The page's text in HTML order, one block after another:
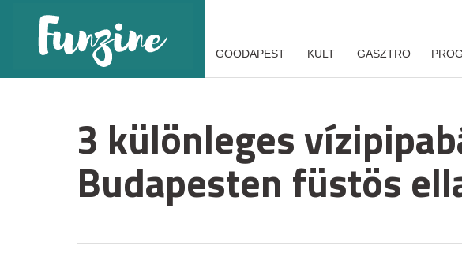
GOODAPEST KULT GASZTRO
3 különleges
Budapesten füstös